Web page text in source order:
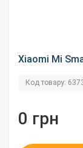
Xiaomi Mi
Код товару:
0 грн